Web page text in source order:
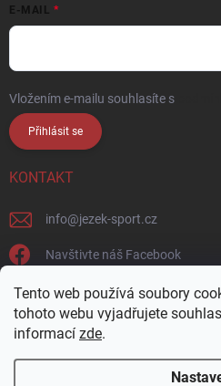
Tento web používá soubory
tohoto webu vyjadřujete
informací zde.
E-MAIL
Vložením e-mailu souhlasíte s
Přihlásit se
KONTAKT
info@jezek-sport.cz
Navštivte náš Facebook
jezek_sport_np/